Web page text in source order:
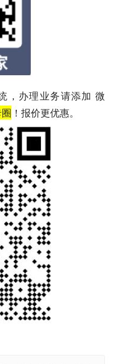
，办理业务请添加 微
！报价更优惠。